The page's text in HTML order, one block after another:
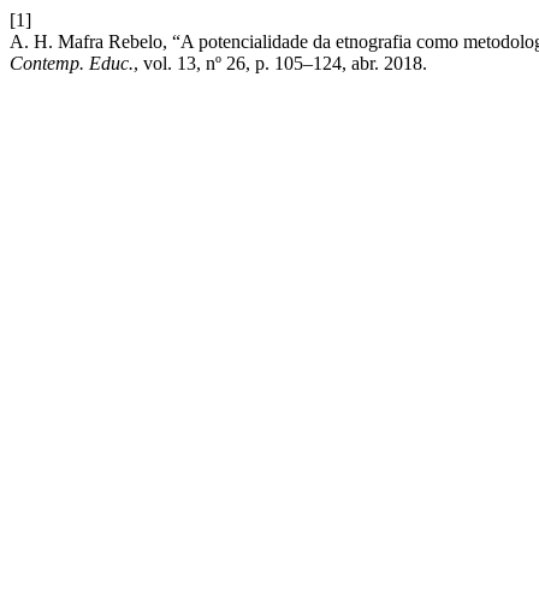
[1]
A. H. Mafra Rebelo, “A potencialidade da etnografia como
Contemp. Educ., vol. 13, nº 26, p. 105–124, abr. 2018.